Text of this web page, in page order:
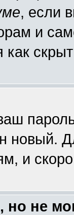
, если
и
как
новый.
и
но не